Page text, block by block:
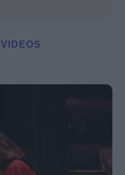
VIDEOS